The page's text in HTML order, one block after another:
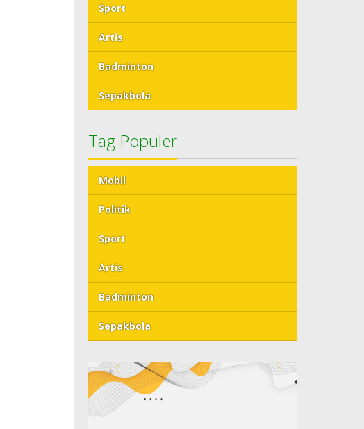
Sport
Artis
Badminton
Sepakbola
Tag Populer
Mobil
Politik
Sport
Artis
Badminton
Sepakbola